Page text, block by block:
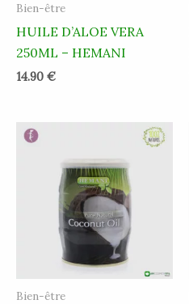
Bien-être
HUILE D’ALOE VERA
250ML – HEMANI
14.90 €
Bien-être